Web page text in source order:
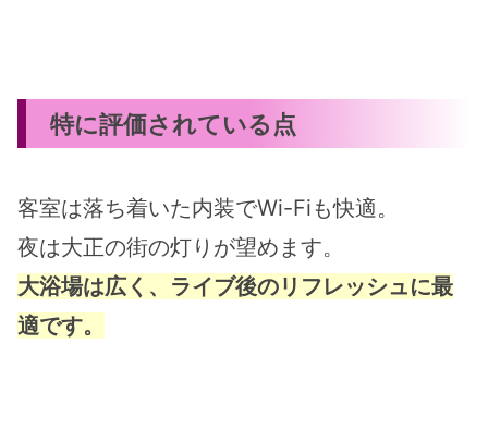
特に評価されている点
客室は落ち着いた内装でWi-Fiも快適。
夜は大正の街の灯りが望めます。
大浴場は広く、ライブ後のリフレッシュに最
適です。